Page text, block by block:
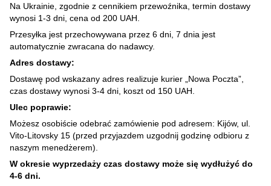
Na Ukrainie, zgodnie z cennikiem przewoźnika, termin dostawy
wynosi 1-3 dni, cena od 200 UAH.
Przesyłka jest przechowywana przez 6 dni, 7 dnia jest
automatycznie zwracana do nadawcy.
Adres dostawy:
Dostawę pod wskazany adres realizuje kurier „Nowa Poczta”,
czas dostawy wynosi 3-4 dni, koszt od 150 UAH.
Ulec poprawie:
Możesz osobiście odebrać zamówienie pod adresem: Kijów, ul.
Vito-Litovsky 15 (przed przyjazdem uzgodnij godzinę odbioru z
naszym menedżerem).
W okresie wyprzedaży czas dostawy może się wydłużyć do
4-6 dni.